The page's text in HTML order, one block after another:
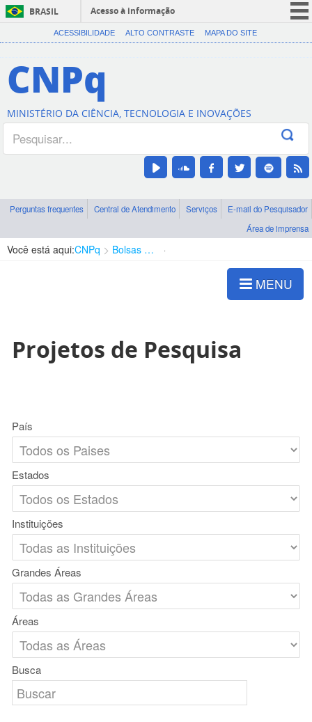
BRASIL
Acesso à informação
CORONAVÍRUS (COVID-19)
Canais
ACESSIBILIDADE ALTO CONTRASTE MAPA DO SITE
CNPq
MINISTÉRIO DA CIÊNCIA, TECNOLOGIA E INOVAÇÕES
Perguntas frequentes Central de Atendimento Serviços
E-mail do Pesquisador
Área de imprensa
Você está aqui:CNPq Bolsas e Auxílios Vigentes
MENU
Projetos de Pesquisa
País
Estados
Instituições
Grandes Áreas
Áreas
Busca